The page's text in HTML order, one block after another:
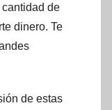
de
dinero. Te
de estas